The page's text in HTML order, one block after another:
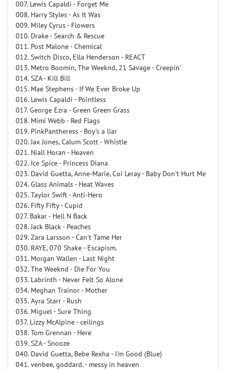
007. Lewis Capaldi - Forget Me
008. Harry Styles - As It Was
009. Miley Cyrus - Flowers
010. Drake - Search & Rescue
011. Post Malone - Chemical
012. Switch Disco, Ella Henderson - REACT
013. Metro Boomin, The Weeknd, 21 Savage - Creepin'
014. SZA - Kill Bill
015. Mae Stephens - If We Ever Broke Up
016. Lewis Capaldi - Pointless
017. George Ezra - Green Green Grass
018. Mimi Webb - Red Flags
019. PinkPantheress - Boy's a liar
020. Jax Jones, Calum Scott - Whistle
021. Niall Horan - Heaven
022. Ice Spice - Princess Diana
023. David Guetta, Anne-Marie, Coi Leray - Baby Don't Hurt Me
024. Glass Animals - Heat Waves
025. Taylor Swift - Anti-Hero
026. Fifty Fifty - Cupid
027. Bakar - Hell N Back
028. Jack Black - Peaches
029. Zara Larsson - Can't Tame Her
030. RAYE, 070 Shake - Escapism.
031. Morgan Wallen - Last Night
032. The Weeknd - Die For You
033. Labrinth - Never Felt So Alone
034. Meghan Trainor - Mother
035. Ayra Starr - Rush
036. Miguel - Sure Thing
037. Lizzy McAlpine - ceilings
038. Tom Grennan - Here
039. SZA - Snooze
040. David Guetta, Bebe Rexha - I'm Good (Blue)
041. venbee, goddard. - messy in heaven